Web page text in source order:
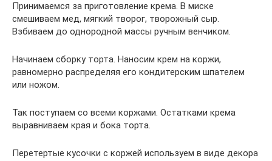
Принимаемся за приготовление крема. В миске
смешиваем мед, мягкий творог, творожный сыр.
Взбиваем до однородной массы ручным венчиком.
Начинаем сборку торта. Наносим крем на коржи,
равномерно распределяя его кондитерским шпателем
или ножом.
Так поступаем со всеми коржами. Остатками крема
выравниваем края и бока торта.
Перетертые кусочки с коржей используем в виде декора